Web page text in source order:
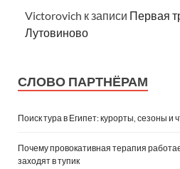
Victorovich к записи Первая
Лутовиново
СЛОВО ПАРТНЁРАМ
Поиск тура в Египет: курорты, сезоны и
Почему провокативная терапия
заходят в тупик